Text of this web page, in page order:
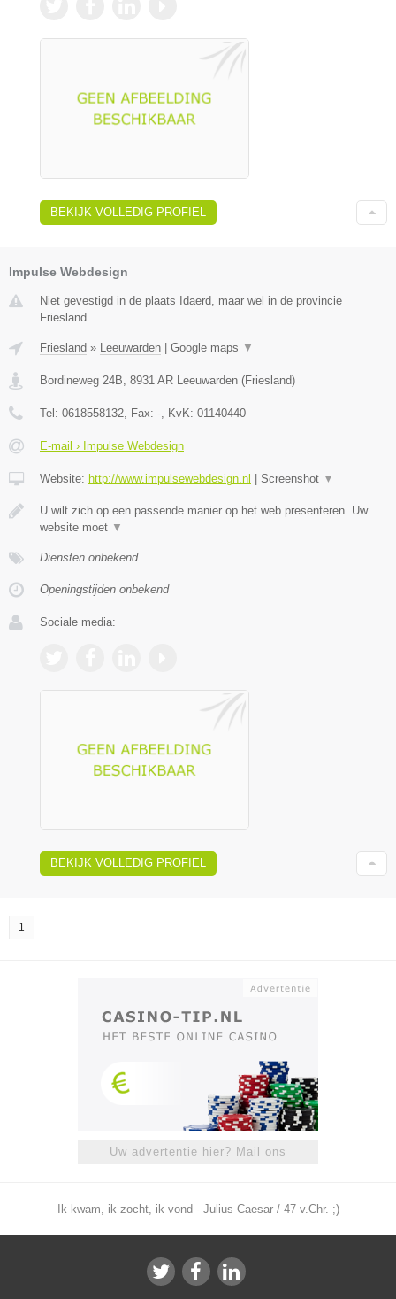
BEKIJK VOLLEDIG PROFIEL
Impulse Webdesign
Niet gevestigd in de plaats Idaerd, maar wel in de provincie
Friesland.
Friesland » Leeuwarden | Google maps ▼
Bordineweg 24B 8931 AR Leeuwarden (Friesland)
Tel: 0618558132 , Fax: - , KvK: 01140440
E-mail › Impulse Webdesign
Website: http://www.impulsewebdesign.nl | Screenshot ▼
U wilt zich op een passende manier op het web presenteren. Uw
website moet ▼
Diensten onbekend
Openingstijden onbekend
Sociale media:
BEKIJK VOLLEDIG PROFIEL
1
Uw advertentie hier? Mail ons
Ik kwam, ik zocht, ik vond - Julius Caesar / 47 v.Chr. ;)